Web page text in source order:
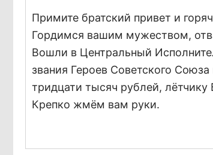
Примите братский привет и
Гордимся вашим мужеством,
Вошли в Центральный
звания Героев Советского
тридцати тысяч рублей,
Крепко жмём вам руки.